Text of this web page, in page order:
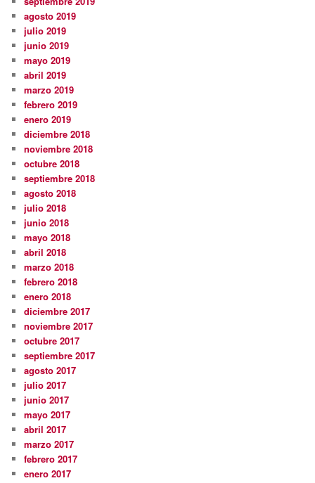
agosto 2019
julio 2019
junio 2019
mayo 2019
abril 2019
marzo 2019
febrero 2019
enero 2019
diciembre 2018
noviembre 2018
octubre 2018
septiembre 2018
agosto 2018
julio 2018
junio 2018
mayo 2018
abril 2018
marzo 2018
febrero 2018
enero 2018
diciembre 2017
noviembre 2017
octubre 2017
septiembre 2017
agosto 2017
julio 2017
junio 2017
mayo 2017
abril 2017
marzo 2017
febrero 2017
enero 2017